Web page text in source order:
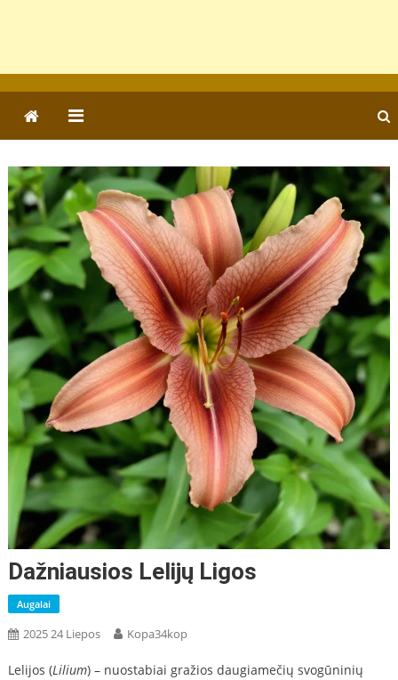
Dažniausios Lelijų Ligos
Augalai
2025 24 Liepos Kopa34kop
Lelijos (Lilium) – nuostabiai gražios daugiamečių svogūninių